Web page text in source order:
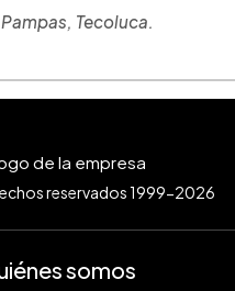
Tecoluca.
reservados 1999-2026
somos